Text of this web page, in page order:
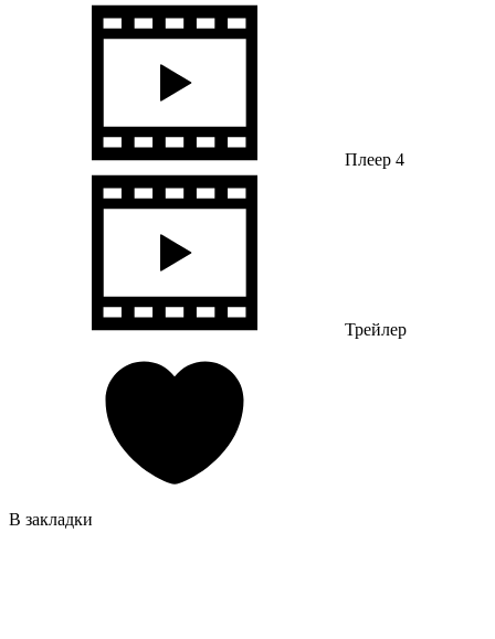
Плеер 4
Трейлер
В закладки